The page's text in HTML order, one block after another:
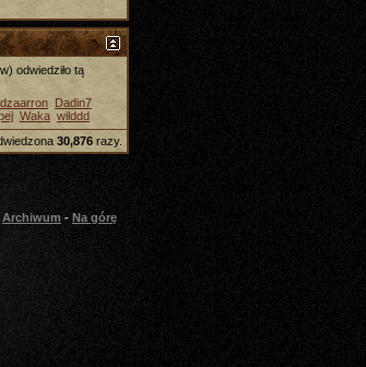
odwiedziło tą
Dadin7
Waka wilddd
30,876 razy.
Archiwum - Na górę